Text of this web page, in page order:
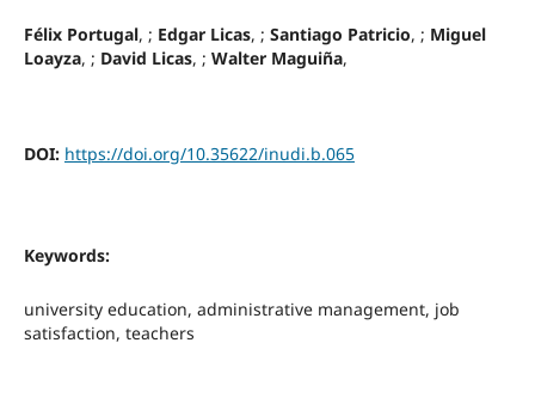
Félix Portugal, ; Edgar Licas, ; Santiago Patricio, ; Miguel
Loayza, ; David Licas, ; Walter Maguiña,
DOI: https://doi.org/10.35622/inudi.b.065
Keywords:
university education, administrative management, job
satisfaction, teachers